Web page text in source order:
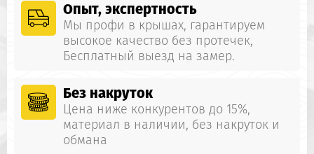
Опыт, экспертность
Мы профи в крышах, гарантируем
высокое качество без протечек,
Бесплатный выезд на замер.
Без накруток
Цена ниже конкурентов до 15%,
материал в наличии, без накруток и
обмана